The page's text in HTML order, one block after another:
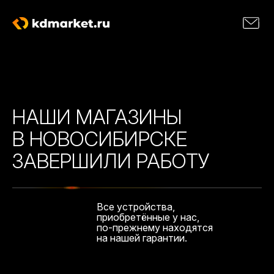
НАШИ МАГАЗИНЫ
В НОВОСИБИРСКЕ
ЗАВЕРШИЛИ РАБОТУ
Все устройства,
приобретённые у нас,
по-прежнему находятся
на нашей гарантии.